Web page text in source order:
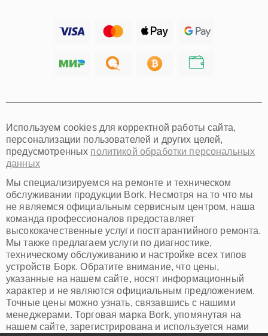
Хабаровск
Иркутск
Омск
Красноярск
Пермь
Ульяновск
Киров
Архангельск
Астрахань
Белгород
Благовещенск
Брянск
Владивосток
Владикавказ
Владимир
Волжский
Вологда
Грозный
Иваново
Используем cookies для корректной работы сайта,
персонализации пользователей и других целей,
предусмотренных политикой обработки персональных
данных
Мы специализируемся на ремонте и техническом
обслуживании продукции Bork. Несмотря на то что мы
не являемся официальным сервисным центром, наша
команда профессионалов предоставляет
высококачественные услуги постгарантийного ремонта.
Мы также предлагаем услуги по диагностике,
техническому обслуживанию и настройке всех типов
устройств Борк. Обратите внимание, что цены,
указанные на нашем сайте, носят информационный
характер и не являются официальным предложением.
Точные цены можно узнать, связавшись с нашими
менеджерами. Торговая марка Bork, упомянутая на
нашем сайте, зарегистрирована и используется нами